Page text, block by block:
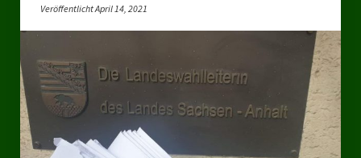
Unsere Verbände
Bezirksverband Ruhrparlamenrt
Bezirksverband Mettmann
Kreisverbände
Veröffentlicht April 14, 2021